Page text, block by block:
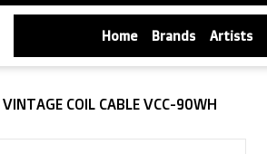
Home Brands Artists
COIL CABLE VCC-90WH